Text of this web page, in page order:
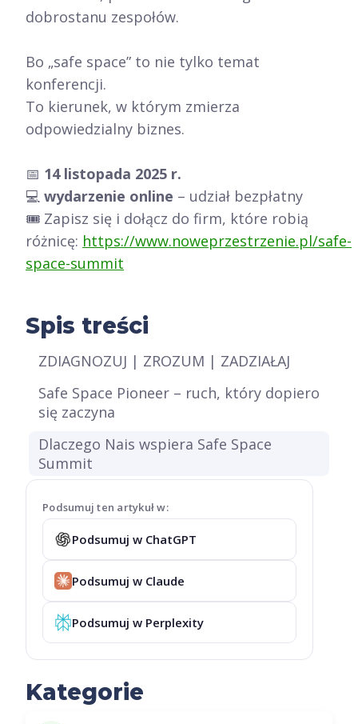
dobrostanu zespołów.
Bo „safe space” to nie tylko temat
konferencji.
To kierunek, w którym zmierza
odpowiedzialny biznes.
📅 14 listopada 2025 r.
💻 wydarzenie online – udział bezpłatny
🎟️ Zapisz się i dołącz do firm, które robią
różnicę: https://www.noweprzestrzenie.pl/safe-
space-summit
Podsumuj ten artykuł w:
Podsumuj w ChatGPT
Podsumuj w Claude
Podsumuj w Perplexity
Kategorie
Spis treści
ZDIAGNOZUJ | ZROZUM | ZADZIAŁAJ
Safe Space Pioneer – ruch, który dopiero
się zaczyna
Dlaczego Nais wspiera Safe Space
Summit